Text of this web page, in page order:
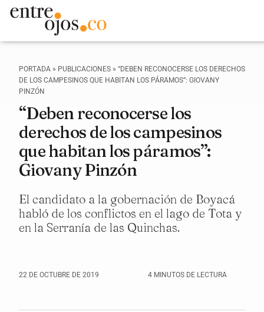
PORTADA » PUBLICACIONES » “DEBEN RECONOCERSE LOS DERECHOS
DE LOS CAMPESINOS QUE HABITAN LOS PÁRAMOS”: GIOVANY
PINZÓN
“Deben reconocerse los
derechos de los campesinos
que habitan los páramos”:
Giovany Pinzón
El candidato a la gobernación de Boyacá
habló de los conflictos en el lago de Tota y
en la Serranía de las Quinchas.
22 DE OCTUBRE DE 2019 4 MINUTOS DE LECTURA